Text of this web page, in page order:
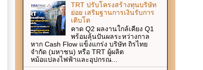
TRT ปรับโครงสร้างทุนบริษัท
ย่อย เสริมฐานการเงินรับการ
เติบโต
คาด Q2 ผลงานใกล้เคียง Q1
พร้อมลุ้นปันผลระหว่างกาล
หาก Cash Flow แข็งแกร่ง บริษัท ถิรไทย
จำกัด (มหาชน) หรือ TRT ผู้ผลิต
หม้อแปลงไฟฟ้าและอุปกรณ...